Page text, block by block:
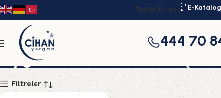
Teklif Formu E-Katalog
444 70
Uygun nevresim takımı
Filtreler